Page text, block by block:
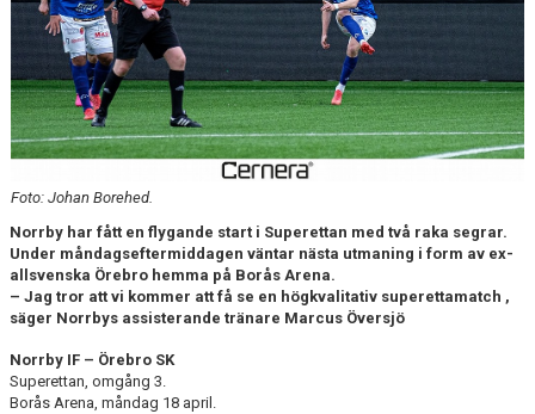
DOKUMENT
BILDARKIV
BILDER 2025
TABELL ETTAN SÖDRA 2025
Foto: Johan Borehed.
Norrby har fått en flygande start i Superettan med två raka segrar.
Under måndagseftermiddagen väntar nästa utmaning i form av ex-
allsvenska Örebro hemma på Borås Arena.
– Jag tror att vi kommer att få se en högkvalitativ superettamatch ,
säger Norrbys assisterande tränare Marcus Översjö
Norrby IF – Örebro SK
Superettan, omgång 3.
Borås Arena, måndag 18 april.